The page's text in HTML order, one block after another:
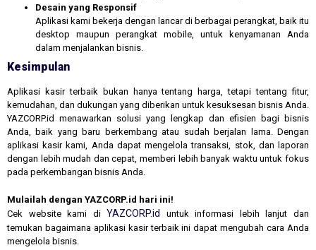
Desain yang Responsif
Aplikasi kami bekerja dengan lancar di berbagai perangkat, baik itu
desktop maupun perangkat mobile, untuk kenyamanan Anda
dalam menjalankan bisnis.
Kesimpulan
Aplikasi kasir terbaik bukan hanya tentang harga, tetapi tentang fitur,
kemudahan, dan dukungan yang diberikan untuk kesuksesan bisnis Anda.
YAZCORP.id menawarkan solusi yang lengkap dan efisien bagi bisnis
Anda, baik yang baru berkembang atau sudah berjalan lama. Dengan
aplikasi kasir kami, Anda dapat mengelola transaksi, stok, dan laporan
dengan lebih mudah dan cepat, memberi lebih banyak waktu untuk fokus
pada perkembangan bisnis Anda.
Mulailah dengan YAZCORP.id hari ini!
Cek website kami di YAZCORP.id
untuk informasi lebih lanjut dan
temukan bagaimana aplikasi kasir terbaik ini dapat mengubah cara Anda
mengelola bisnis.